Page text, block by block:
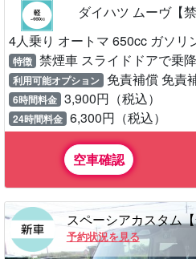
ダイハツ ムーヴ【
4人乗り オートマ 650cc ガソリ
特徴 禁煙車 スライドドアで乗
利用可能オプション 免責補償 免責
6時間料金 3,900円（税込）
24時間料金 6,300円（税込）
空車確認
スペーシアカスタム
予約状況を見る